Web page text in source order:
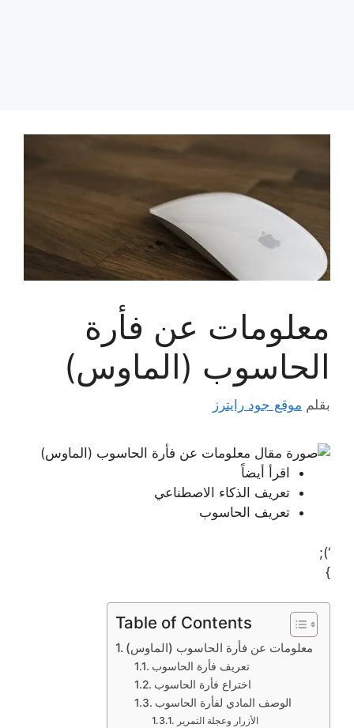
معلومات عن فأرة
الحاسوب (الماوس)
بقلم موقع جود رايترز
اقرأ أيضاً
تعريف الذكاء الاصطناعي
تعريف الحاسوب
‘);
}
Table of Contents
معلومات عن فأرة الحاسوب (الماوس)
تعريف فأرة الحاسوب
اختراع فأرة الحاسوب
الوصف المادي لفأرة الحاسوب
الأزرار وعجلة التمرير